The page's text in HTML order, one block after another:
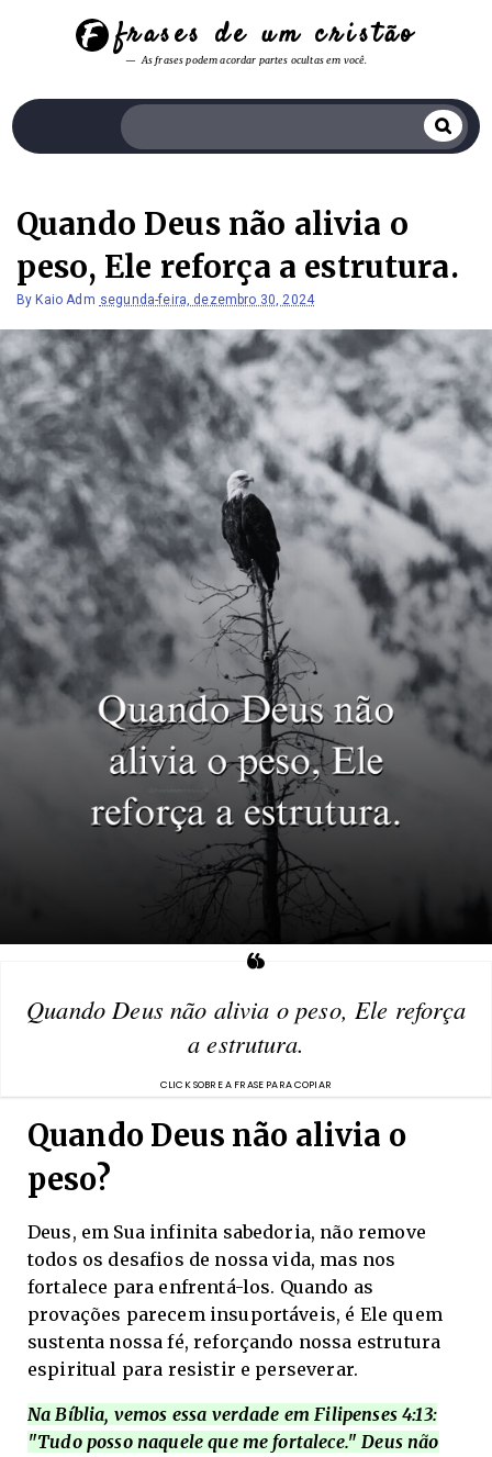
frases de um cristão
As frases podem acordar partes ocultas em você.
Quando Deus não alivia o
peso, Ele reforça a estrutura.
By Kaio Adm segunda-feira, dezembro 30, 2024
Quando Deus não alivia o peso, Ele reforça
a estrutura.
Quando Deus não alivia o
peso?
Deus, em Sua infinita sabedoria, não remove
todos os desafios de nossa vida, mas nos
fortalece para enfrentá-los. Quando as
provações parecem insuportáveis, é Ele quem
sustenta nossa fé, reforçando nossa estrutura
espiritual para resistir e perseverar.
Na Bíblia, vemos essa verdade em Filipenses 4:13:
"Tudo posso naquele que me fortalece." Deus não